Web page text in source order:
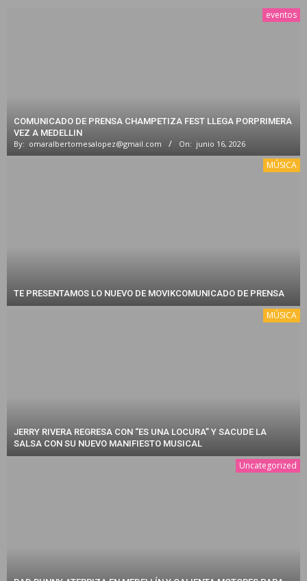
eventos
COMUNICADO DE PRENSA CHAMPETIZA FEST LLEGA PORPRIMERA
VEZ A MEDELLIN
By: omaralbertomesalopez@gmail.com On: junio 16, 2026
MÚSICA
TE PRESENTAMOS LO NUEVO DE MOVIKCOMUNICADO DE PRENSA
MÚSICA
JERRY RIVERA REGRESA CON “ES UNA LOCURA” Y SACUDE LA
SALSA CON SU NUEVO MANIFIESTO MUSICAL
Uncategorized